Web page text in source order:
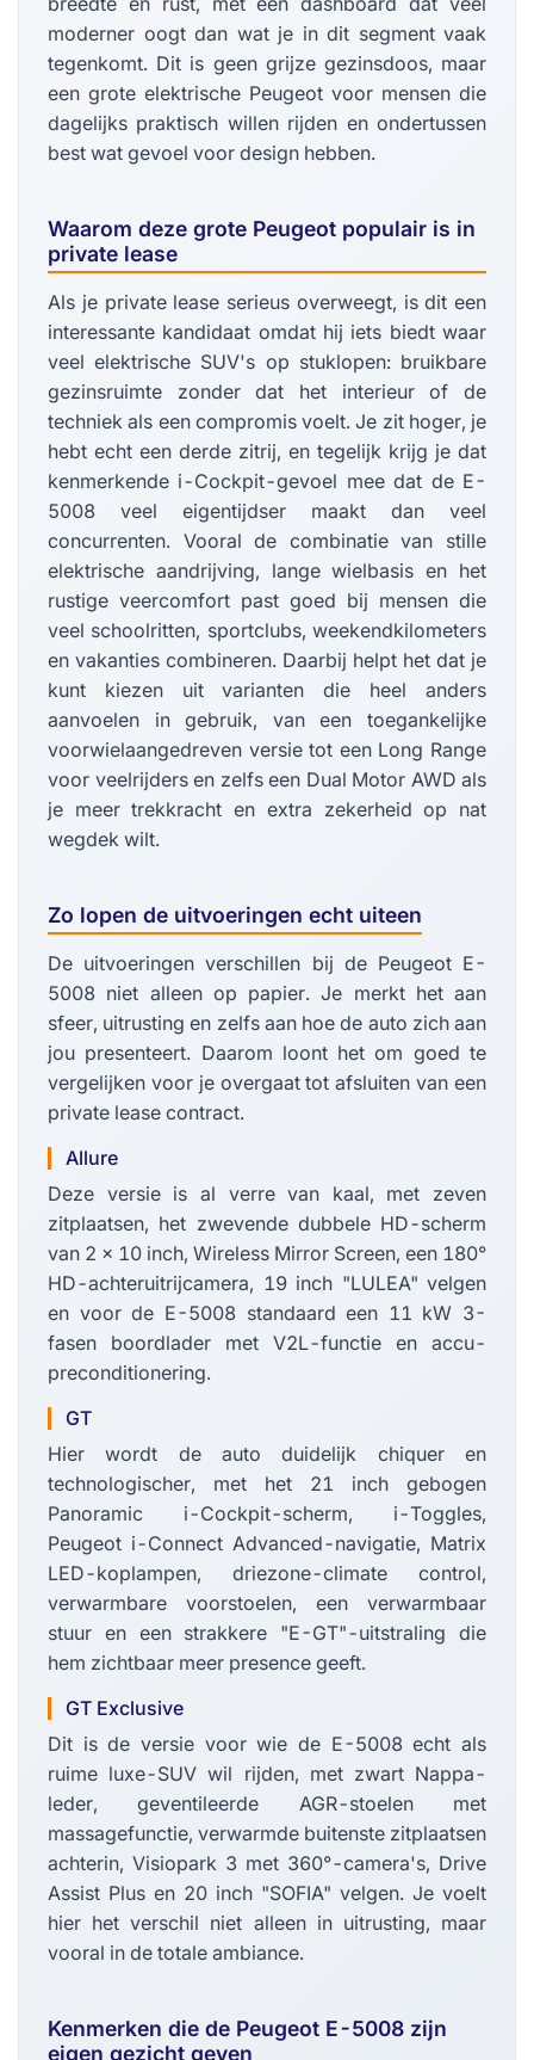
moderner oogt dan wat je in dit segment vaak
tegenkomt. Dit is geen grijze gezinsdoos, maar
een grote elektrische Peugeot voor mensen die
dagelijks praktisch willen rijden en ondertussen
best wat gevoel voor design hebben.
Waarom deze grote Peugeot populair is in
private lease
Als je private lease serieus overweegt, is dit een
interessante kandidaat omdat hij iets biedt waar
veel elektrische SUV's op stuklopen: bruikbare
gezinsruimte zonder dat het interieur of de
techniek als een compromis voelt. Je zit hoger, je
hebt echt een derde zitrij, en tegelijk krijg je dat
kenmerkende i-Cockpit-gevoel mee dat de E-
5008 veel eigentijdser maakt dan veel
concurrenten. Vooral de combinatie van stille
elektrische aandrijving, lange wielbasis en het
rustige veercomfort past goed bij mensen die
veel schoolritten, sportclubs, weekendkilometers
en vakanties combineren. Daarbij helpt het dat je
kunt kiezen uit varianten die heel anders
aanvoelen in gebruik, van een toegankelijke
voorwielaangedreven versie tot een Long Range
voor veelrijders en zelfs een Dual Motor AWD als
je meer trekkracht en extra zekerheid op nat
wegdek wilt.
Zo lopen de uitvoeringen echt uiteen
De uitvoeringen verschillen bij de Peugeot E-
5008 niet alleen op papier. Je merkt het aan
sfeer, uitrusting en zelfs aan hoe de auto zich aan
jou presenteert. Daarom loont het om goed te
vergelijken voor je overgaat tot afsluiten van een
private lease contract.
Allure
Deze versie is al verre van kaal, met zeven
zitplaatsen, het zwevende dubbele HD-scherm
van 2 x 10 inch, Wireless Mirror Screen, een 180°
HD-achteruitrijcamera, 19 inch "LULEA" velgen
en voor de E-5008 standaard een 11 kW 3-
fasen boordlader met V2L-functie en accu-
preconditionering.
GT
Hier wordt de auto duidelijk chiquer en
technologischer, met het 21 inch gebogen
Panoramic i-Cockpit-scherm, i-Toggles,
Peugeot i-Connect Advanced-navigatie, Matrix
LED-koplampen, driezone-climate control,
verwarmbare voorstoelen, een verwarmbaar
stuur en een strakkere "E-GT"-uitstraling die
hem zichtbaar meer presence geeft.
GT Exclusive
Dit is de versie voor wie de E-5008 echt als
ruime luxe-SUV wil rijden, met zwart Nappa-
leder, geventileerde AGR-stoelen met
massagefunctie, verwarmde buitenste zitplaatsen
achterin, Visiopark 3 met 360°-camera's, Drive
Assist Plus en 20 inch "SOFIA" velgen. Je voelt
hier het verschil niet alleen in uitrusting, maar
vooral in de totale ambiance.
Kenmerken die de Peugeot E-5008 zijn
eigen gezicht geven